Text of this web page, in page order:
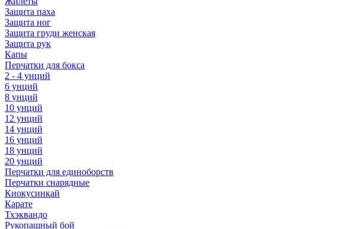
Защита паха
Защита ног
Защита груди женская
Защита рук
Капы
Перчатки для бокса
2 - 4 унций
6 унций
8 унций
10 унций
12 унций
14 унций
16 унций
18 унций
20 унций
Перчатки для единоборств
Перчатки снарядные
Киокусинкай
Карате
Тхэквандо
Рукопашный бой